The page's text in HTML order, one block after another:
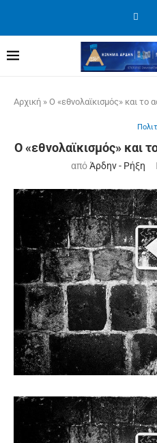
Αρχική » Ο «εθνολαϊκισμός» και το
Ο «εθνολαϊκισμός» και
απόΆρδην - Ρήξη